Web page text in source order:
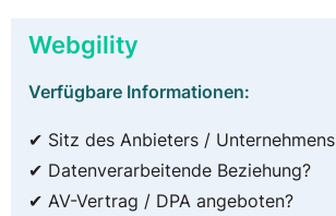
Webgility
Verfügbare Informationen:
✔ Sitz des Anbieters / Unternehmens
✔ Datenverarbeitende Beziehung?
✔ AV-Vertrag / DPA angeboten?